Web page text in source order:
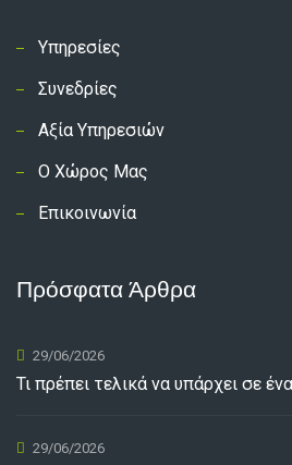
Υπηρεσίες
Συνεδρίες
Αξία Υπηρεσιών
Ο Χώρος Μας
Επικοινωνία
Πρόσφατα Άρθρα
29/06/2026
Τι πρέπει τελικά να υπάρχει σε
29/06/2026